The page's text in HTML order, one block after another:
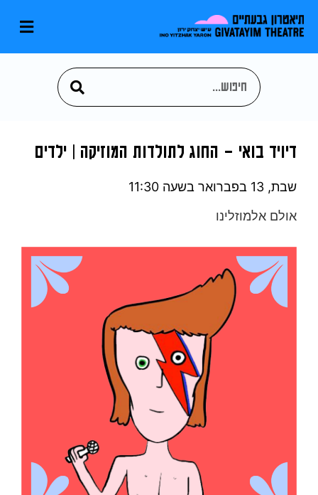
דיויד בואי – החוג לתולדות המוזיקה | ילדים
שבת, 13 בפברואר
בשעה 11:30
אולם אלמוזלינו